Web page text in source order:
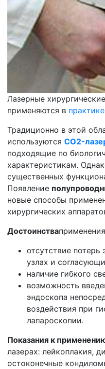
Лазерные
применяются в
Традиционно в этой
используются CO2-
подходящие по
характеристикам.
существенных
Появление
новые способы
хирургических
Достоинства
отсутствие потерь
узлах и
наличие гибкого
возможность
эндоскопа
воздействия при
лапароскопии.
Показания к
лазерах: лейкоплакия,
остоконечные